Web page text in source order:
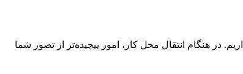
در هنگام انتقال محل کار، امور پیچیده‌تر از تصور شما